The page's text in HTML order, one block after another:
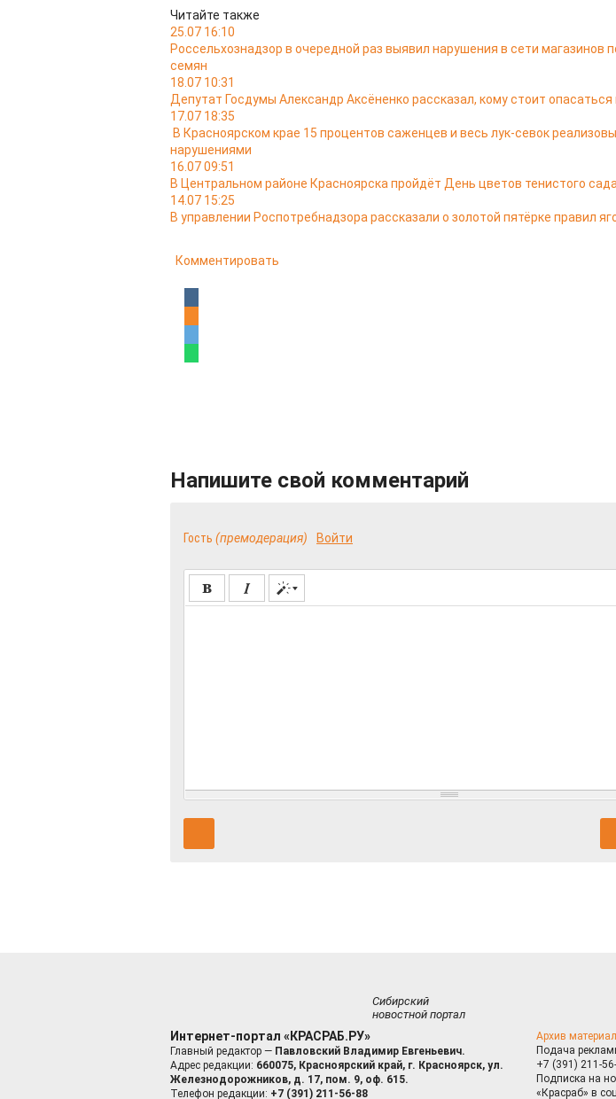
Читайте также
25.07 16:10
Россельхознадзор в очередной раз выявил нарушения в сети магазинов
семян
18.07 10:31
Депутат Госдумы Александр Аксёненко рассказал, кому стоит опасаться
17.07 18:35
В Красноярском крае 15 процентов саженцев и весь лук-севок
нарушениями
16.07 09:51
В Центральном районе Красноярска пройдёт День цветов тенистого сада
14.07 15:25
В управлении Роспотребнадзора рассказали о золотой пятёрке правил
Комментировать
Напишите свой комментарий
Гость (премодерация) Войти
Сибирский
новостной портал
Интернет-портал «КРАСРАБ.РУ»
Главный редактор — Павловский Владимир Евгеньевич.
Адрес редакции: 660075, Красноярский край, г. Красноярск, ул.
Железнодорожников, д. 17, пом. 9, оф. 615.
Телефон редакции: +7 (391) 211-56-88
Архив
Подача
+7 (391) 211-
Подписка на
«Красраб» в